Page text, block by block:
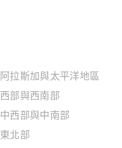
阿拉斯加與太平洋地區
西部與西南部
中西部與中南部
東北部